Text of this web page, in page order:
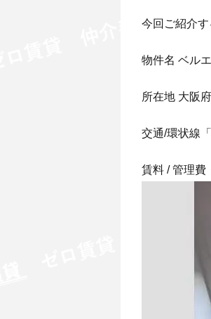
今回ご紹介す
物件名 ベル
所在地 大阪
交通/環状線
賃料 / 管理